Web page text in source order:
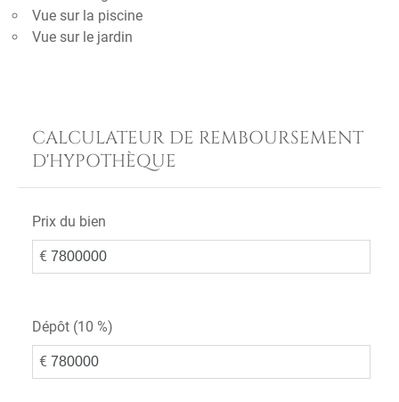
Vue sur la piscine
Vue sur le jardin
CALCULATEUR DE REMBOURSEMENT
D'HYPOTHÈQUE
Prix du bien
€
Dépôt (10 %)
€